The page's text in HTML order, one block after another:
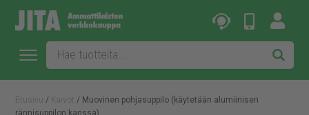
/
/ Muovinen pohjasuppilo (käytetään alumiinisen
rännisuppilon kanssa)